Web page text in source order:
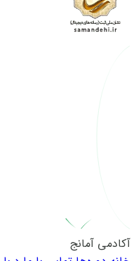
آکادمی آمانج